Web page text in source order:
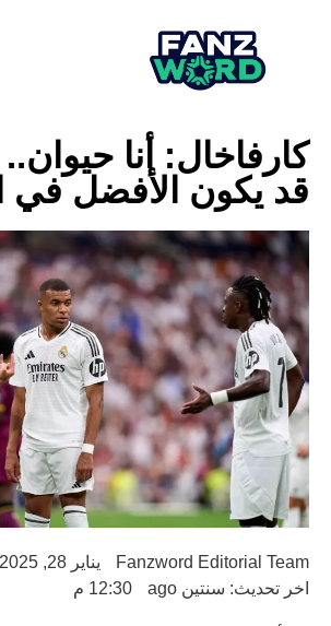
كارفاخال: أنا
قد يكون الأفضل في
Fanzword Editorial Team
يناير 28, 2025
اخر تحديث: سنتين ago
12:30 م